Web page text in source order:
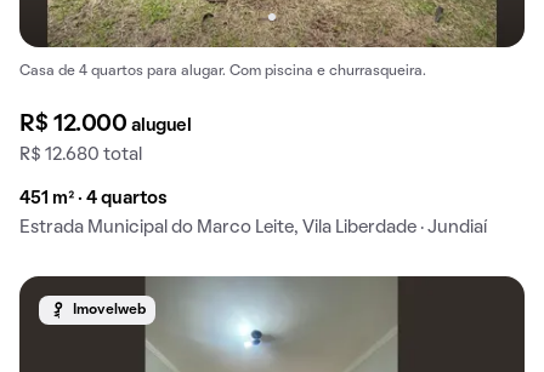
Casa de 4 quartos para alugar. Com piscina e churrasqueira.
R$ 12.000aluguel
R$ 12.680 total
451 m² · 4 quartos
Estrada Municipal do Marco Leite, Vila Liberdade · Jundiaí
Imovelweb